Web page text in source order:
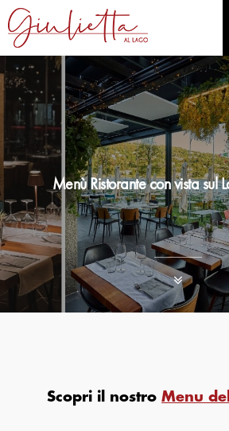
Menù Ristorante con vista sul
Scopri il nostro Menu